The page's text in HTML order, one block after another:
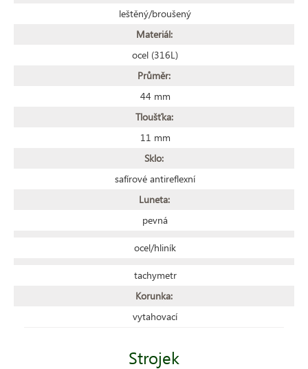
leštěný/broušený
Materiál:
ocel (316L)
Průměr:
44 mm
Tloušťka:
11 mm
Sklo:
safírové antireflexní
Luneta:
pevná
ocel/hliník
tachymetr
Korunka:
vytahovací
Strojek